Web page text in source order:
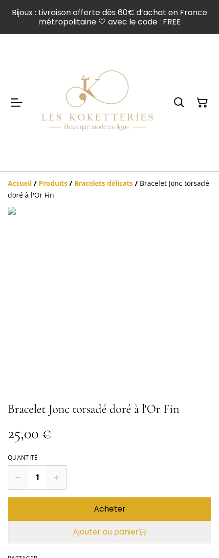
Bijoux : Livraison offerte dès 60€ d’achat en France
métropolitaine 🤍 avec le code : FREE
Accueil / Produits / Bracelets délicats / Bracelet Jonc torsadé
doré à l'Or Fin
Bracelet Jonc torsadé doré à l'Or Fin
25,00 €
QUANTITÉ
Acheter
Ajouter au panier